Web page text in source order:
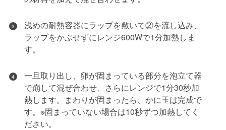
3
浅めの耐熱容器にラップを敷いて②を流し込み、
ラップをかぶせずにレンジ600Wで1分加熱しま
す。
4
一旦取り出し、卵が固まっている部分を泡立て器
で崩して混ぜ合わせ、さらにレンジで1分30秒加
熱します。まわりが固まったら、かに玉は完成で
す。※固まっていない場合は10秒ずつ加熱してく
ださい。